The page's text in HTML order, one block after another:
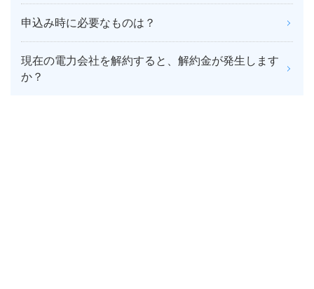
申込み時に必要なものは？
現在の電力会社を解約すると、解約金が発生します
か？